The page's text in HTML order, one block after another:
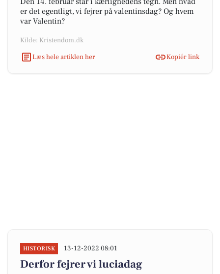
er det egentligt, vi fejrer på valentinsdag? Og hvem
var Valentin?
Kilde: Kristendom.dk
Læs hele artiklen her
Kopiér link
HISTORISK 13-12-2022 08:01
Derfor fejrer vi luciadag